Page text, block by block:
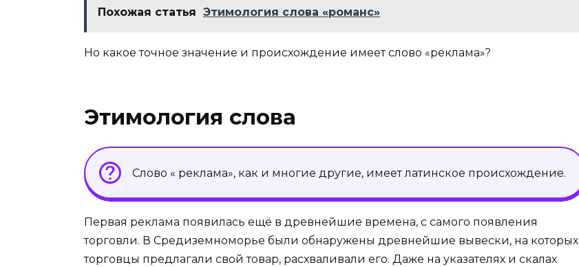
Похожая статья Этимология слова «романс»
Но какое точное значение и происхождение имеет слово «реклама»?
Этимология слова
Слово « реклама», как и многие другие, имеет латинское происхождение.
Первая реклама появилась ещё в древнейшие времена, с самого появления
торговли. В Средиземноморье были обнаружены древнейшие вывески, на которых
торговцы предлагали свой товар, расхваливали его. Даже на указателях и скалах